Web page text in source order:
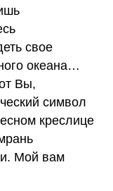
свое
океана…
Вы,
символ
креслице
Мой вам